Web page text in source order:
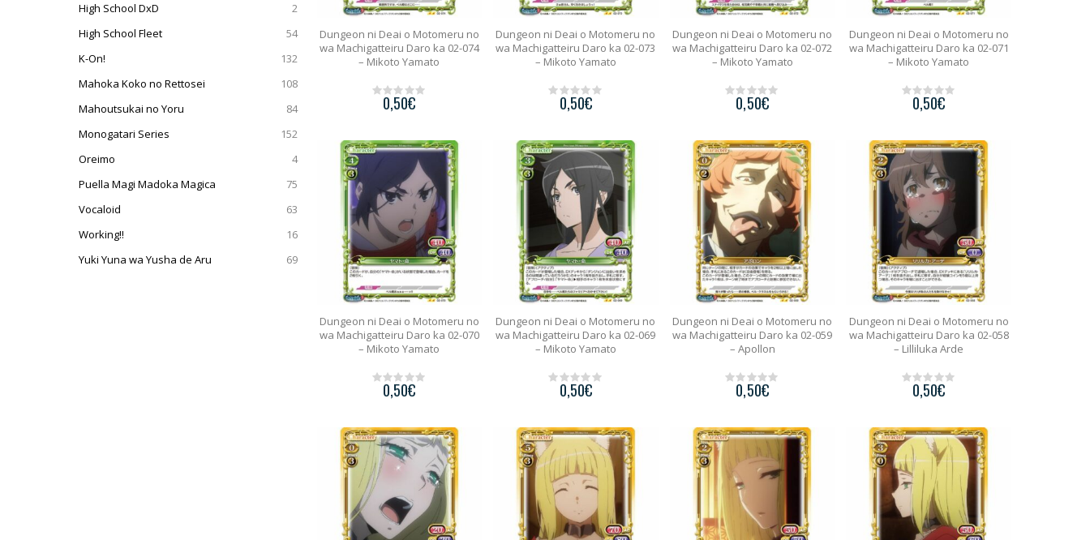
Dungeon ni Deai o Motomeru no
wa Machigatteiru Daro ka 02-074
– Mikoto Yamato
o
0,50€
Dungeon ni Deai o Motomeru no
wa Machigatteiru Daro ka 02-073
– Mikoto Yamato
o
f
5
0,50€
Dungeon ni Deai o Motomeru no
wa Machigatteiru Daro ka 02-072
– Mikoto Yamato
o
f
0,50€
Dungeon ni Deai o Motomeru no
wa Machigatteiru Daro ka 02-071
– Mikoto Yamato
o
5
0,50€
Dungeon ni Deai o Motomeru no
wa Machigatteiru Daro ka 02-070
– Mikoto Yamato
o
f
0,50€
Dungeon ni Deai o Motomeru no
wa Machigatteiru Daro ka 02-069
– Mikoto Yamato
o
f
5
0,50€
Dungeon ni Deai o Motomeru no
wa Machigatteiru Daro ka 02-059
– Apollon
o
0,50€
Dungeon ni Deai o Motomeru no
wa Machigatteiru Daro ka 02-058
– Lilliluka Arde
o
f
5
0,50€
High School DxD
2
High School Fleet
54
K-On!
132
Mahoka Koko no Rettosei
108
Mahoutsukai no Yoru
84
Monogatari Series
152
Oreimo
4
Puella Magi Madoka Magica
75
Vocaloid
63
Working!!
16
Yuki Yuna wa Yusha de Aru
69